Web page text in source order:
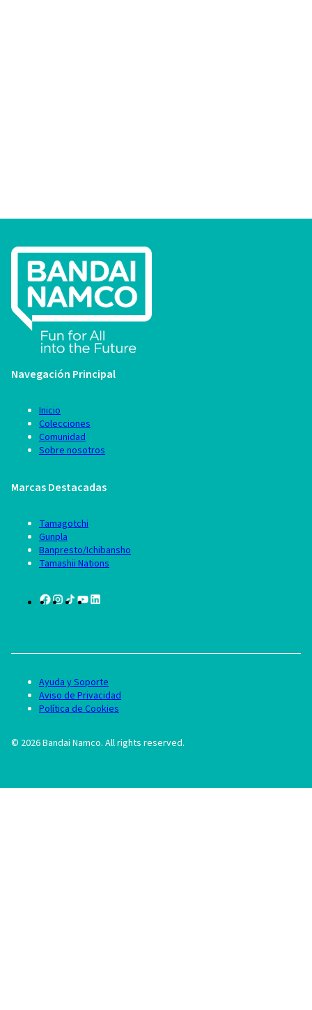
Navegación Principal
Inicio
Colecciones
Comunidad
Sobre nosotros
Marcas Destacadas
Tamagotchi
Gunpla
Banpresto/Ichibansho
Tamashii Nations
© 2026Bandai Namco. All rights reserved.
Ayuda y Soporte
Aviso de Privacidad
Política de Cookies